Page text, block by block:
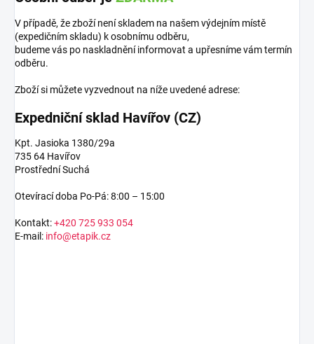
V případě, že zboží není skladem na našem výdejním místě
(expedičním skladu) k osobnímu odběru,
budeme vás po naskladnění informovat a upřesníme vám termín
odběru.
Zboží si můžete vyzvednout na níže uvedené adrese:
Expedniční sklad Havířov (CZ)
Kpt. Jasioka 1380/29a
735 64 Havířov
Prostřední Suchá
Otevírací doba Po-Pá: 8:00 – 15:00
Kontakt:+420 725 933 054
E-mail: info@etapik.cz